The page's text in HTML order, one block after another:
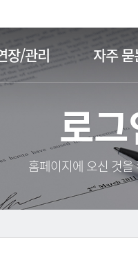
장/관리 자주
로
홈페이지에 오신 것을